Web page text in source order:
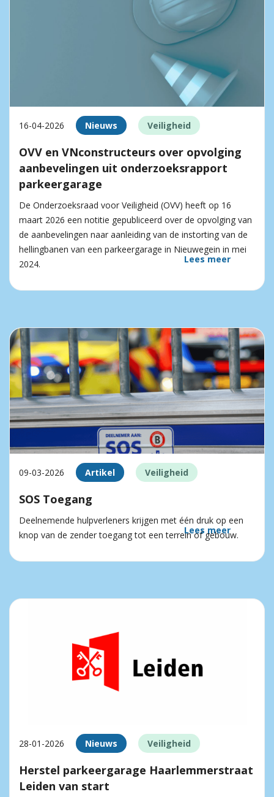
16-04-2026 Nieuws Veiligheid
OVV en VNconstructeurs over opvolging
aanbevelingen uit onderzoeksrapport
parkeergarage
De Onderzoeksraad voor Veiligheid (OVV) heeft op 16
maart 2026 een notitie gepubliceerd over de opvolging van
de aanbevelingen naar aanleiding van de instorting van de
hellingbanen van een parkeergarage in Nieuwegein in mei
2024.
Lees meer
09-03-2026 Artikel Veiligheid
SOS Toegang
Deelnemende hulpverleners krijgen met één druk op een
knop van de zender toegang tot een terrein of gebouw.
Lees meer
28-01-2026 Nieuws Veiligheid
Herstel parkeergarage Haarlemmerstraat
Leiden van start